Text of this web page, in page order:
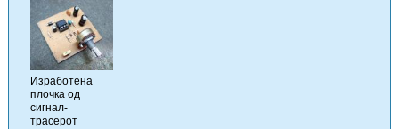
Изработена
плочка од
сигнал-
трасерот